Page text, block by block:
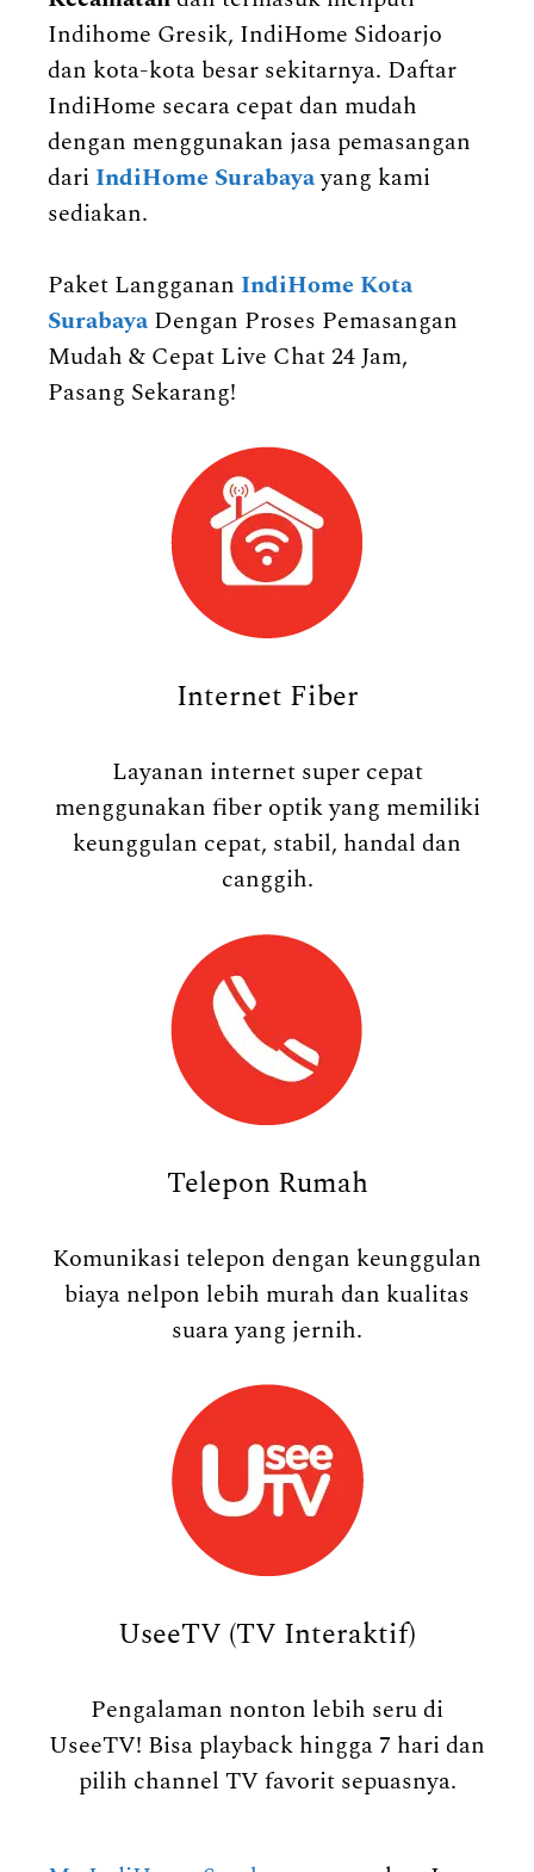
Indihome Gresik, IndiHome Sidoarjo
dan kota-kota besar sekitarnya. Daftar
IndiHome secara cepat dan mudah
dengan menggunakan jasa pemasangan
dari IndiHome Surabayayang kami
sediakan.
Paket Langganan IndiHome Kota
Surabaya Dengan Proses Pemasangan
Mudah & Cepat Live Chat 24 Jam,
Pasang Sekarang!
Internet Fiber
Layanan internet super cepat
menggunakan fiber optik yang memiliki
keunggulan cepat, stabil, handal dan
canggih.
Telepon Rumah
Komunikasi telepon dengan keunggulan
biaya nelpon lebih murah dan kualitas
suara yang jernih.
UseeTV (TV Interaktif)
Pengalaman nonton lebih seru di
UseeTV! Bisa playback hingga 7 hari dan
pilih channel TV favorit sepuasnya.